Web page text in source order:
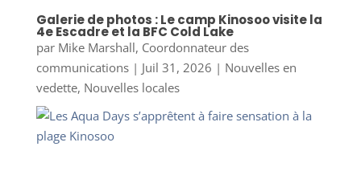
Galerie de photos : Le camp Kinosoo visite la
4e Escadre et la BFC Cold Lake
par Mike Marshall, Coordonnateur des
communications| Juil 31, 2026 | Nouvelles en
vedette, Nouvelles locales